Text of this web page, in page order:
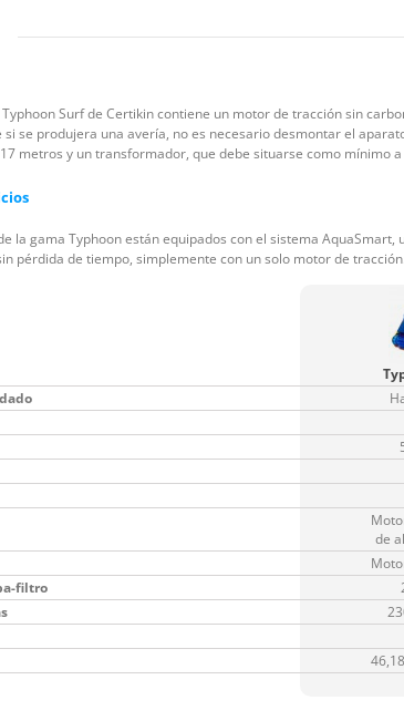
Surf de Certikin contiene un motor de tracción sin
se produjera una avería, no es necesario desmontar el
metros y un transformador, que debe situarse como mínimo
la gama Typhoon están equipados con el sistema
pérdida de tiempo, simplemente con un solo motor de tracción.
de
filtro